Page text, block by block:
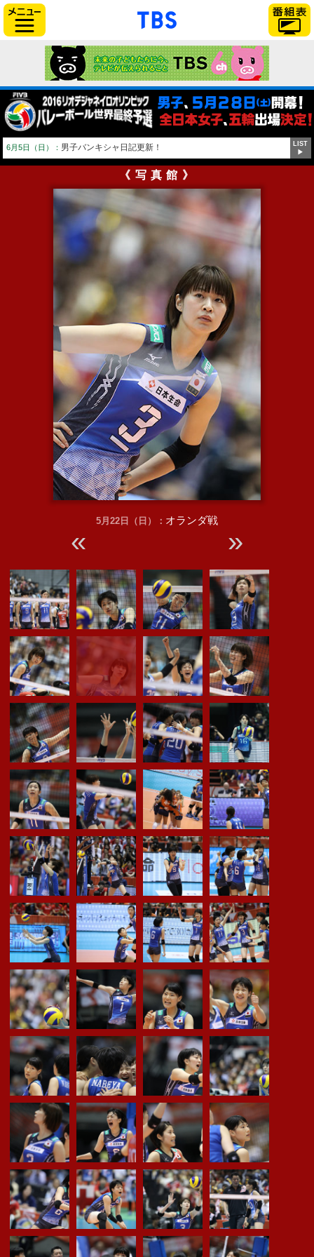
「TBSテレビ」トップページ
6月5日（日）： 男子バンキシャ日記更新！
LIST
▶
《写真館》
5月22日（日）： オランダ戦
« »